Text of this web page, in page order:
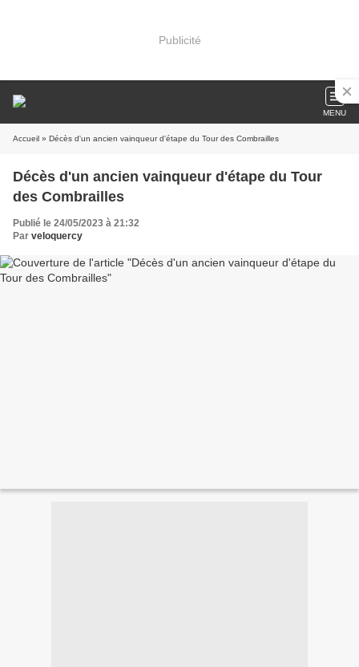
Publicité
MENU
Accueil » Décès d'un ancien vainqueur d'étape du Tour des Combrailles
Décès d'un ancien vainqueur d'étape du Tour
des Combrailles
Publié le 24/05/2023 à 21:32
Par veloquercy